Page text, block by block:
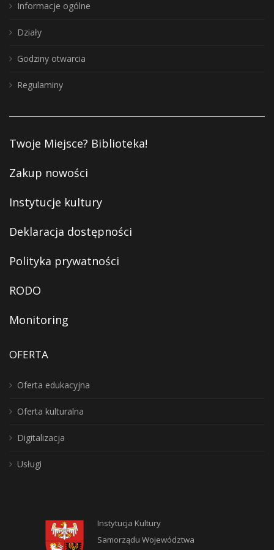
Informacje ogólne
Działy
Godziny otwarcia
Regulaminy
Twoje Miejsce? Biblioteka!
Zakup nowości
Instytucje kultury
Deklaracja dostępności
Polityka prywatności
RODO
Monitoring
OFERTA
Oferta edukacyjna
Oferta kulturalna
Digitalizacja
Usługi
Instytucja Kultury
Samorządu Województwa